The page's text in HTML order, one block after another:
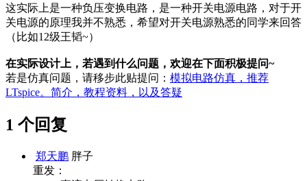
这实际上是一种负压变换电路，是一种开关电源电路，对于开
关电源的原理我并不熟悉，希望对开关电源熟悉的同学来回答
（比如12级王韬~）
在实际设计上，若遇到什么问题，欢迎在下面积极提问~
若是仿真问题，请移步此贴提问： 模拟电路仿真，推荐
LTspice。简介，教程资料，以及答疑
1 个回复
郑天鹏 胖子
重发：